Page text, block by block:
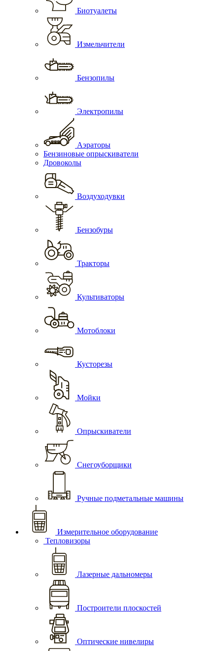
Биотуалеты
Измельчители
Бензопилы
Электропилы
Аэраторы
Бензиновые опрыскиватели
Дровоколы
Воздуходувки
Бензобуры
Тракторы
Культиваторы
Мотоблоки
Кусторезы
Мойки
Опрыскиватели
Снегоуборщики
Ручные подметальные машины
Измерительное оборудование
Тепловизоры
Лазерные дальномеры
Построители плоскостей
Оптические нивелиры